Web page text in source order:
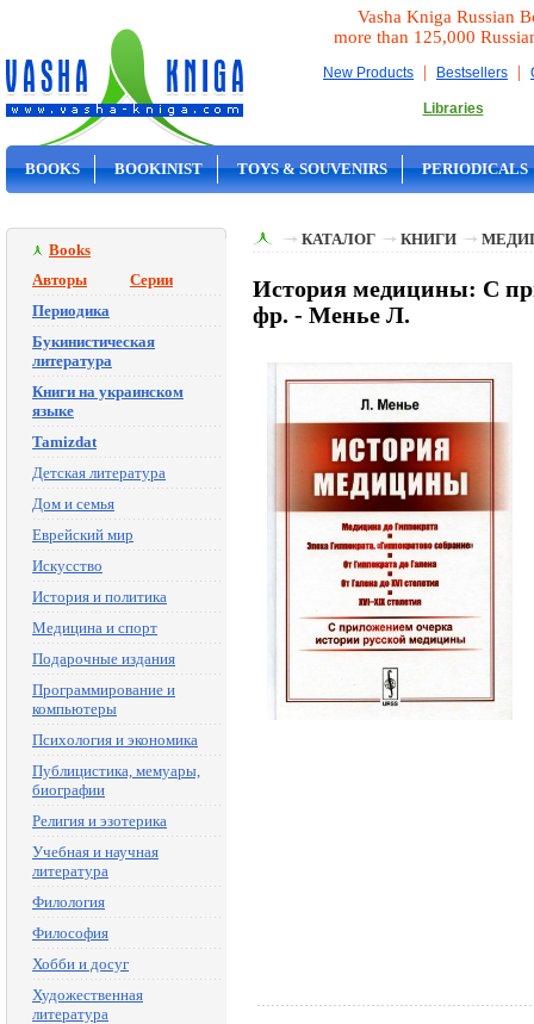
Vasha Kniga Russian
more than 125,000
New Products | Bestsellers |
Libraries
BOOKS BOOKINIST TOYS & SOUVENIRS PERIODICALS
Books
Авторы
Серии
Периодика
Букинистическая
литература
Книги на украинском
языке
Tamizdat
Детская литература
Дом и семья
Еврейский мир
Искусство
История и политика
Медицина и спорт
Подарочные издания
Программирование и
компьютеры
Психология и экономика
Публицистика, мемуары,
биографии
Религия и эзотерика
Учебная и научная
литература
Филология
Философия
Хобби и досуг
Художественная
литература
КАТАЛОГ КНИГИ
История медицины: С
фр. - Менье Л.